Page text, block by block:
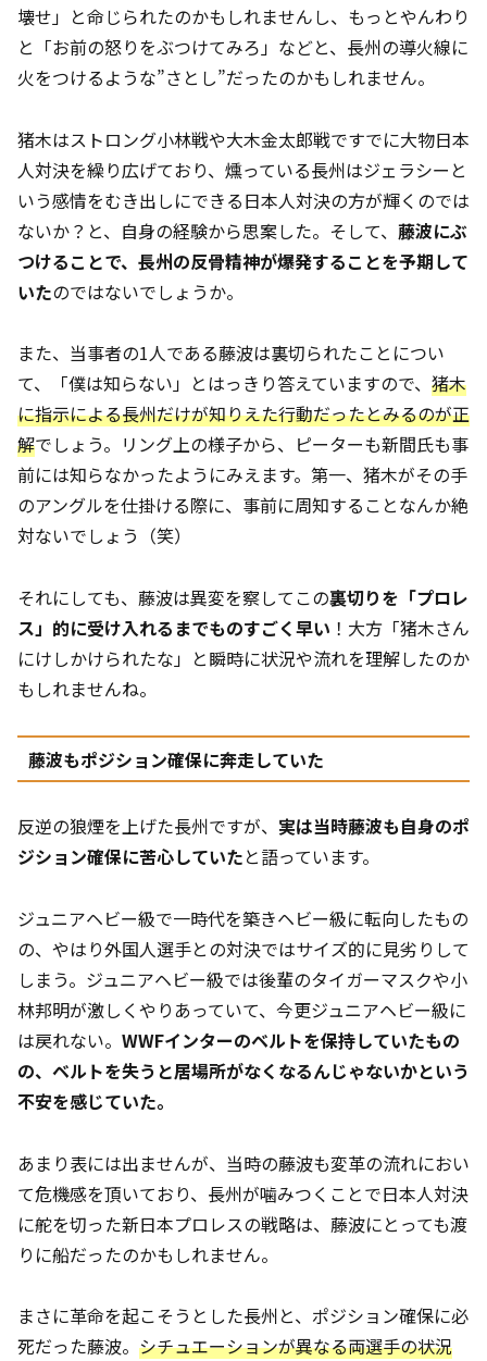
壊せ」と命じられたのかもしれませんし、もっとやんわり
と「お前の怒りをぶつけてみろ」などと、長州の導火線に
火をつけるような”さとし”だったのかもしれません。
猪木はストロング小林戦や大木金太郎戦ですでに大物日本
人対決を繰り広げており、燻っている長州はジェラシーと
いう感情をむき出しにできる日本人対決の方が輝くのでは
ないか？と、自身の経験から思案した。そして、 藤波にぶ
つけることで、長州の反骨精神が爆発することを予期して
いたのではないでしょうか。
また、当事者の1人である藤波は裏切られたことについ
て、「僕は知らない」とはっきり答えていますので、 猪木
に指示による長州だけが知りえた行動だったとみるのが正
解でしょう。リング上の様子から、ピーターも新間氏も事
前には知らなかったようにみえます。第一、猪木がその手
のアングルを仕掛ける際に、事前に周知することなんか絶
対ないでしょう（笑）
それにしても、藤波は異変を察してこの裏切りを「プロレ
ス」的に受け入れるまでものすごく早い ！大方「猪木さん
にけしかけられたな」と瞬時に状況や流れを理解したのか
もしれませんね。
藤波もポジション確保に奔走していた
反逆の狼煙を上げた長州ですが、 実は当時藤波も自身のポ
ジション確保に苦心していたと語っています。
ジュニアヘビー級で一時代を築きヘビー級に転向したもの
の、やはり外国人選手との対決ではサイズ的に見劣りして
しまう。ジュニアヘビー級では後輩のタイガーマスクや小
林邦明が激しくやりあっていて、今更ジュニアヘビー級に
は戻れない。 WWFインターのベルトを保持していたもの
の、ベルトを失うと居場所がなくなるんじゃないかという
不安を感じていた。
あまり表には出ませんが、当時の藤波も変革の流れにおい
て危機感を頂いており、長州が噛みつくことで日本人対決
に舵を切った新日本プロレスの戦略は、藤波にとっても渡
りに船だったのかもしれません。
まさに革命を起こそうとした長州と、ポジション確保に必
死だった藤波。 シチュエーションが異なる両選手の状況